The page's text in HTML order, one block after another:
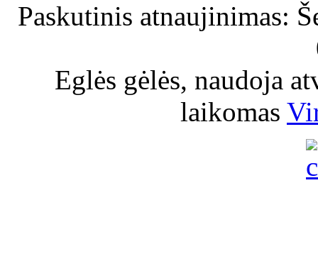
Paskutinis atnaujinimas:
Eglės gėlės, naudoja
laikomas